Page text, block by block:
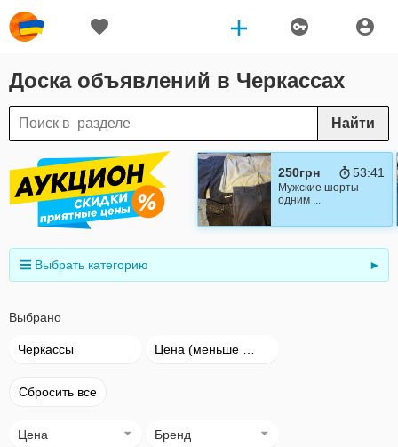
Доска объявлений в Черкассах
Найти
250грн 53:40
Мужские шорты
одним ...
Выбрать категорию ►
Выбрано
Черкассы
Сбросить все
Цена Бренд